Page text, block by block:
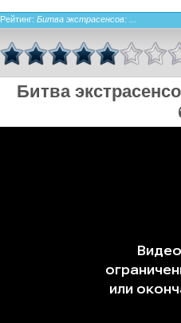
Рейтинг: Битва экстрасенсов: ...
Битва